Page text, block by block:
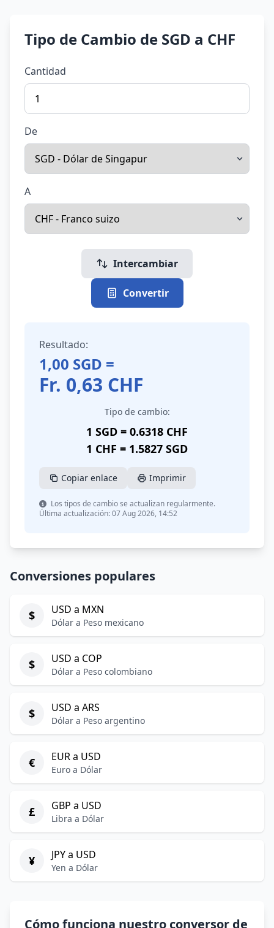
Tipo de Cambio de SGD a CHF
Cantidad
De
A
Intercambiar
Convertir
Resultado:
1,00 SGD =
Fr. 0,63 CHF
Tipo de cambio:
1 SGD = 0.6318 CHF
1 CHF = 1.5827 SGD
Copiar enlace Imprimir
Los tipos de cambio se actualizan regularmente.
Última actualización: 07 Aug 2026, 14:52
Conversiones populares
$ USD a MXN
Dólar a Peso mexicano
$ USD a COP
Dólar a Peso colombiano
$ USD a ARS
Dólar a Peso argentino
€ EUR a USD
Euro a Dólar
£ GBP a USD
Libra a Dólar
¥ JPY a USD
Yen a Dólar
Cómo funciona nuestro conversor de